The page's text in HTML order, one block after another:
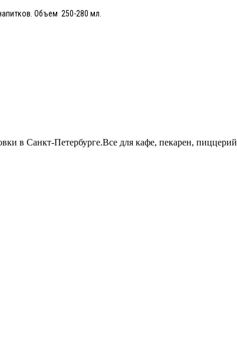
Объем 250-280 мл.
в Санкт-Петербурге.Все для кафе, пекарен,